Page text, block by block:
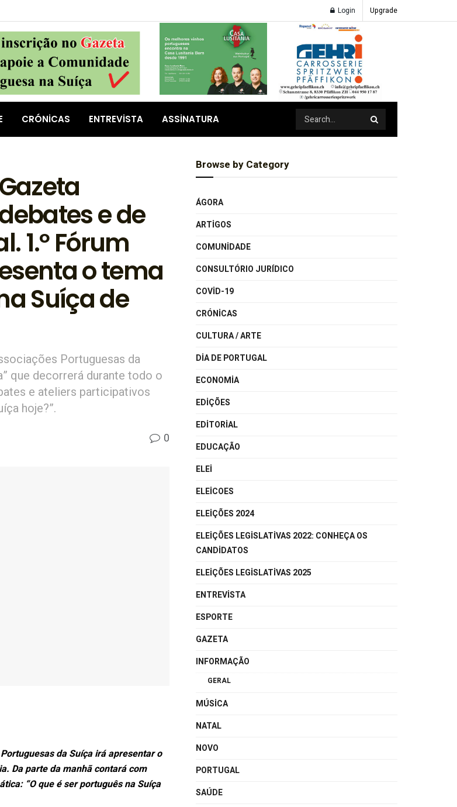
Login Upgrade
CRÓNICAS ENTREVISTA ASSINATURA
e de
1.º Fórum
o tema
Suíça de
Portuguesas da
que decorrerá durante todo o
e ateliers participativos
hoje?”.
0
da Suíça irá apresentar o
Da parte da manhã contará com
“O que é ser português na Suíça
Browse by Category
ÁGORA
ARTIGOS
COMUNIDADE
CONSULTÓRIO JURÍDICO
COVID-19
CRÓNICAS
CULTURA / ARTE
DIA DE PORTUGAL
ECONOMIA
EDIÇÕES
EDITORIAL
EDUCAÇÃO
ELEI
ELEICOES
ELEIÇÕES 2024
ELEIÇÕES LEGISLATIVAS 2022: CONHEÇA OS
CANDIDATOS
ELEIÇÕES LEGISLATIVAS 2025
ENTREVISTA
ESPORTE
GAZETA
INFORMAÇÃO
GERAL
MÚSICA
NATAL
NOVO
PORTUGAL
SAÚDE